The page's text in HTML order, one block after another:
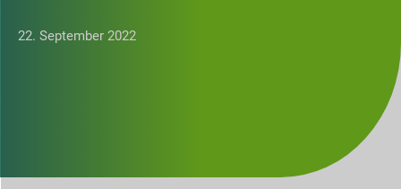
22. September 2022